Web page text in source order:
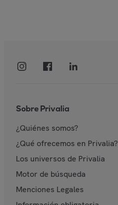
Sobre Privalia
¿Quiénes somos?
¿Qué ofrecemos en Privalia?
Los universos de Privalia
Motor de búsqueda
Menciones Legales